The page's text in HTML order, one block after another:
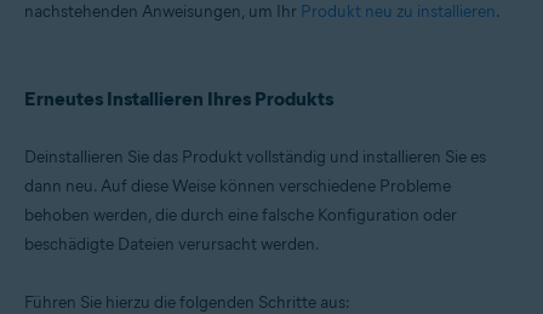
nachstehenden Anweisungen, um Ihr Produkt neu zu installieren.
Erneutes Installieren Ihres Produkts
Deinstallieren Sie das Produkt vollständig und installieren Sie es
dann neu. Auf diese Weise können verschiedene Probleme
behoben werden, die durch eine falsche Konfiguration oder
beschädigte Dateien verursacht werden.
Führen Sie hierzu die folgenden Schritte aus: